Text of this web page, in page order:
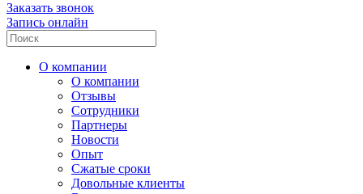
Заказать звонок
Запись онлайн
О компании
О компании
Отзывы
Сотрудники
Партнеры
Новости
Опыт
Сжатые сроки
Довольные клиенты